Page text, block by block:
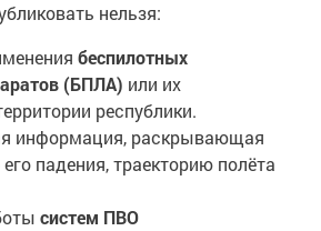
нельзя:
беспилотных
(БПЛА) или их
республики.
информация, раскрывающая
падения, траекторию полёта
систем ПВО